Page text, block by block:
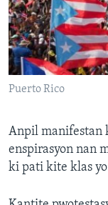
Languages
Puerto Rico
Anpil manifestan
enspirasyon nan
ki pati kite klas yo